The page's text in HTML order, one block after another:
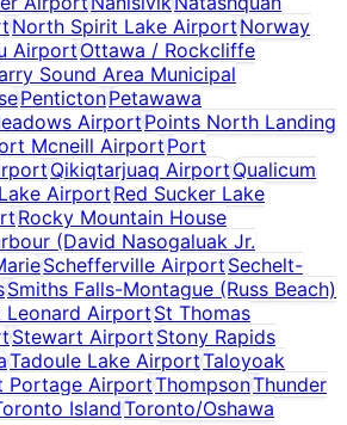
North Spirit Lake AirportNorway
AirportOttawa / Rockcliffe
Sound Area Municipal
PentictonPetawawa
AirportPoints North Landing
Mcneill AirportPort
Qikiqtarjuaq AirportQualicum
AirportRed Sucker Lake
Rocky Mountain House
(David Nasogaluak Jr.
Schefferville AirportSechelt-
Smiths Falls-Montague (Russ Beach)
Leonard AirportSt Thomas
Stewart AirportStony Rapids
Tadoule Lake AirportTaloyoak
Portage AirportThompsonThunder
IslandToronto/Oshawa